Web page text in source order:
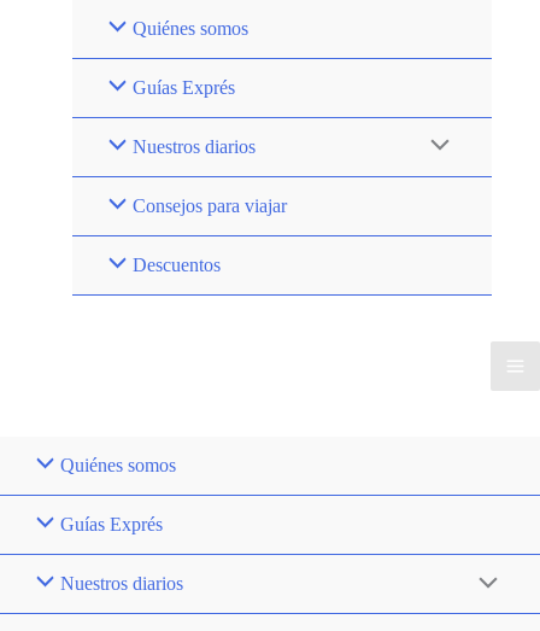
Quiénes somos
Guías Exprés
Nuestros diarios
Consejos para viajar
Descuentos
Quiénes somos
Guías Exprés
Nuestros diarios